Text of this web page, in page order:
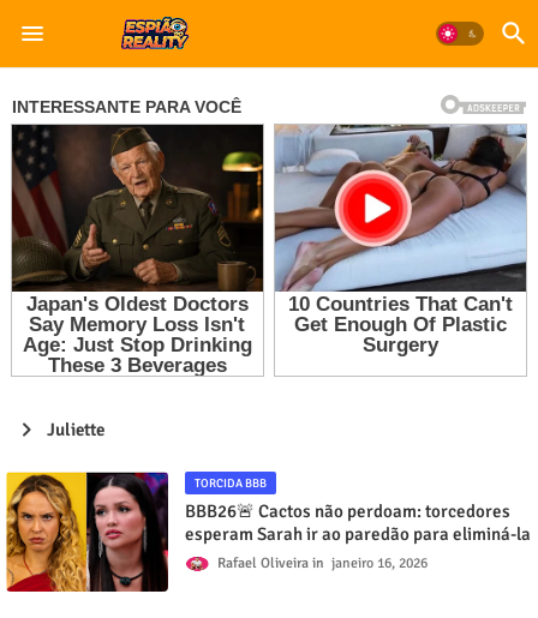
Juliette
TORCIDA BBB
BBB26🚨 Cactos não perdoam: torcedores
esperam Sarah ir ao paredão para eliminá-la
Rafael Oliveira janeiro 16, 2026